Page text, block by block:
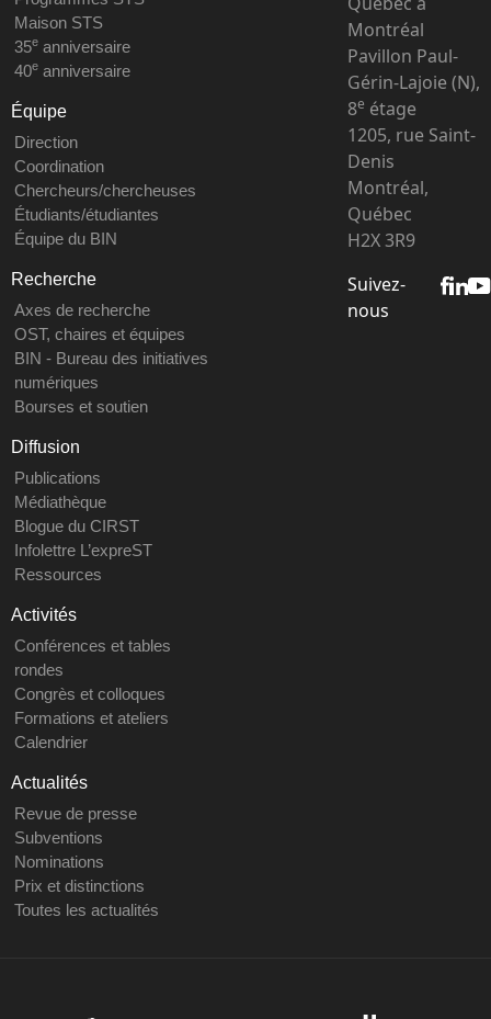
Maison STS
35eanniversaire
40eanniversaire
Équipe
Direction
Coordination
Chercheurs/chercheuses
Étudiants/étudiantes
Équipe du BIN
Recherche
Axes de recherche
OST, chaires et équipes
BIN - Bureau des initiatives
numériques
Bourses et soutien
Diffusion
Publications
Médiathèque
Blogue du CIRST
Infolettre L’expreST
Ressources
Activités
Conférences et tables
rondes
Congrès et colloques
Formations et ateliers
Calendrier
Actualités
Revue de presse
Subventions
Nominations
Prix et distinctions
Toutes les actualités
Montréal
Pavillon Paul-
Gérin-Lajoie (N),
8e étage
1205, rue Saint-
Denis
Montréal,
Québec
H2X 3R9
Suivez-
nous